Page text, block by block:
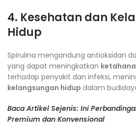
4. Kesehatan dan
Hidup
Spirulina mengandung antioksidan
yang dapat meningkatkan
terhadap penyakit dan infeksi,
kelangsungan hidup dalam
Baca Artikel Sejenis: Ini
Premium dan Konvensional